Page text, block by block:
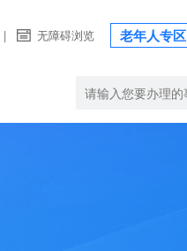
| 无障碍浏览 老年人专区